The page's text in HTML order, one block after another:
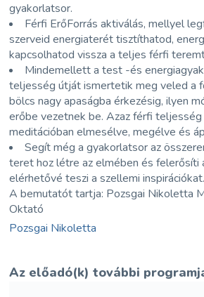
gyakorlatsor.
Férfi ErőForrás aktiválás, mellyel
szerveid energiaterét tisztíthatod,
kapcsolhatod vissza a teljes férfi
Mindemellett a test -és
teljesség útját ismertetik meg veled a
bölcs nagy apaságba érkezésig, ilyen
erőbe vezetnek be. Azaz férfi
meditációban elmesélve, megélve és
Segít még a gyakorlatsor az
teret hoz létre az elmében és felerősíti
elérhetővé teszi a szellemi inspirációkat.
A bemutatót tartja: Pozsgai Nikoletta
Oktató
Pozsgai Nikoletta
Az előadó(k) további